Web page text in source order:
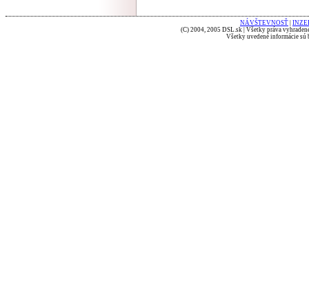
NÁVŠTEVNOSŤ
(C) 2004, 2005 DSL.sk | Všetky práva
Všetky uvedené informácie sú